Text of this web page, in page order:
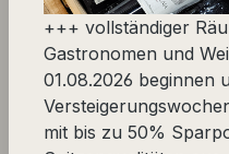
+++ vollständiger
Gastronomen und
01.08.2026 beginnen
mit bis zu 50%